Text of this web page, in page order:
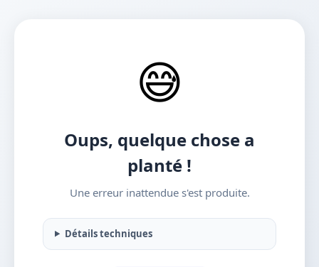
😅
Oups, quelque chose a
planté !
Une erreur inattendue s'est produite.
Détails techniques